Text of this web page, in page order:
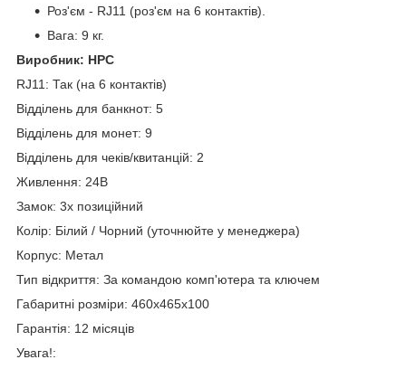
Роз'єм - RJ11 (роз'єм на 6 контактів).
Вага: 9 кг.
Виробник: HPC
RJ11: Так (на 6 контактів)
Відділень для банкнот: 5
Відділень для монет: 9
Відділень для чеків/квитанцій: 2
Живлення: 24В
Замок: 3х позиційний
Колір: Білий / Чорний (уточнюйте у менеджера)
Корпус: Метал
Тип відкриття: За командою комп'ютера та ключем
Габаритні розміри: 460х465х100
Гарантія: 12 місяців
Увага!: